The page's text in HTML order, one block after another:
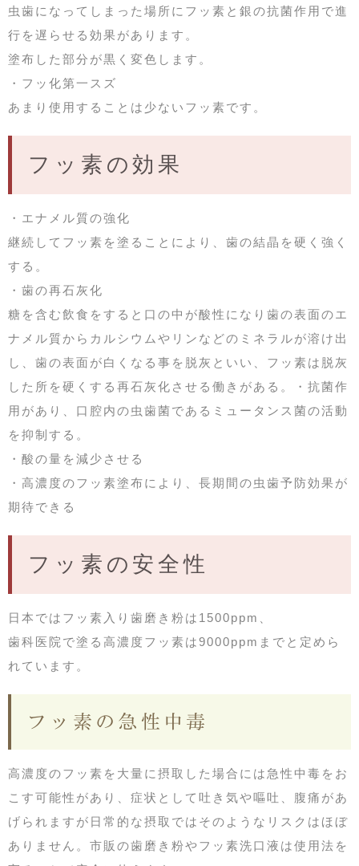
虫歯になってしまった場所にフッ素と銀の抗菌作用で進
行を遅らせる効果があります。
塗布した部分が黒く変色します。
・フッ化第一スズ
あまり使用することは少ないフッ素です。
フッ素の効果
・エナメル質の強化
継続してフッ素を塗ることにより、歯の結晶を硬く強く
する。
・歯の再石灰化
糖を含む飲食をすると口の中が酸性になり歯の表面のエ
ナメル質からカルシウムやリンなどのミネラルが溶け出
し、歯の表面が白くなる事を脱灰といい、フッ素は脱灰
した所を硬くする再石灰化させる働きがある。・抗菌作
用があり、口腔内の虫歯菌であるミュータンス菌の活動
を抑制する。
・酸の量を減少させる
・高濃度のフッ素塗布により、長期間の虫歯予防効果が
期待できる
フッ素の安全性
日本ではフッ素入り歯磨き粉は1500ppm、
歯科医院で塗る高濃度フッ素は9000ppmまでと定めら
れています。
フッ素の急性中毒
高濃度のフッ素を大量に摂取した場合には急性中毒をお
こす可能性があり、症状として吐き気や嘔吐、腹痛があ
げられますが日常的な摂取ではそのようなリスクはほぼ
ありません。市販の歯磨き粉やフッ素洗口液は使用法を